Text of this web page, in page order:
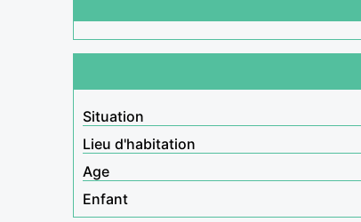
Situation
Lieu d'habitation
Age
Enfant